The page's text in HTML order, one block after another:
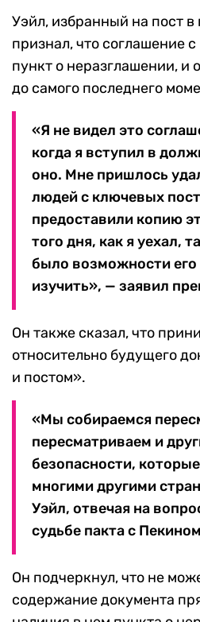
Уэйл, избранный на пост
признал, что соглашение
пункт о неразглашении, и
до самого последнего
«Я не видел это
когда я вступил в
оно. Мне пришлось
людей с ключевых
предоставили копию
того дня, как я уехал,
было возможности
изучить», — заявил
Он также сказал, что
относительно будущего
и постом».
«Мы собираемся
пересматриваем и
безопасности,
многими другими
Уэйл, отвечая на
судьбе пакта с
Он подчеркнул, что не
содержание документа